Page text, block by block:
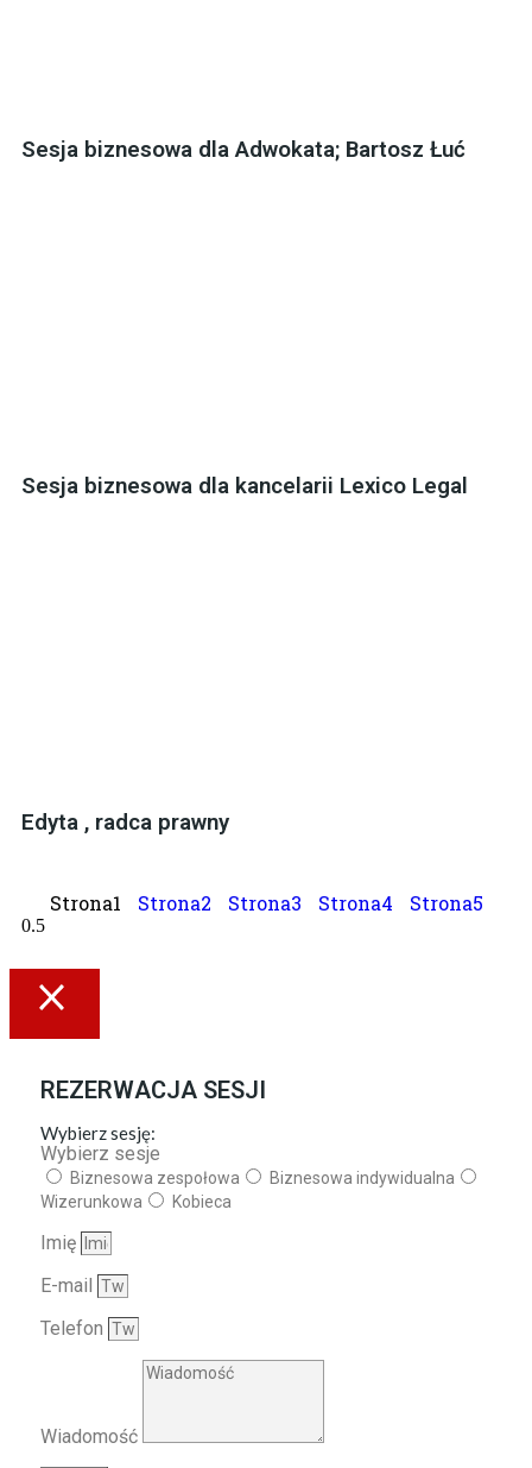
Sesja biznesowa dla Adwokata; Bartosz Łuć
Sesja biznesowa dla kancelarii Lexico Legal
Edyta , radca prawny
Strona1 Strona2 Strona3 Strona4 Strona5
REZERWACJA SESJI
Wybierz sesję:
Wybierz sesje
Biznesowa zespołowa
Biznesowa indywidualna
Wizerunkowa
Kobieca
Imię
E-mail
Telefon
Wiadomość